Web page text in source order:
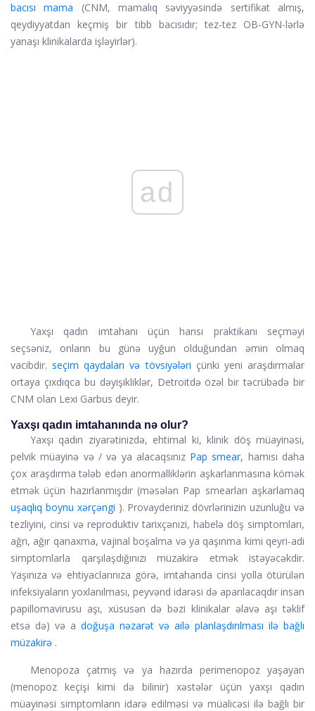
bacısı mama
(CNM, mamalıq səviyyəsində sertifikat almış,
qeydiyyatdan keçmiş bir tibb bacısıdır; tez-tez OB-GYN-lərlə
yanaşı klinikalarda işləyirlər).
ad
Yaxşı qadın imtahanı üçün hansı praktikanı seçməyi
seçsəniz, onların bu günə uyğun olduğundan əmin olmaq
vacibdir. seçim qaydaları və tövsiyələri çünki yeni araşdırmalar
ortaya çıxdıqca bu dəyişikliklər, Detroitdə özəl bir təcrübədə bir
CNM olan Lexi Garbus deyir.
Yaxşı qadın imtahanında nə olur?
Yaxşı qadın ziyarətinizdə, ehtimal ki, klinik döş müayinəsi,
pelvik müayinə və / və ya alacaqsınız Pap smear, hamısı daha
çox araşdırma tələb edən anormalliklərin aşkarlanmasına kömək
etmək üçün hazırlanmışdır (məsələn Pap smearları aşkarlamaq
uşaqlıq boynu xərçəngi ). Provayderiniz dövrlərinizin uzunluğu və
tezliyini, cinsi və reproduktiv tarixçənizi, habelə döş simptomları,
ağrı, ağır qanaxma, vajinal boşalma və ya qaşınma kimi qeyri-adi
simptomlarla qarşılaşdığınızı müzakirə etmək istəyəcəkdir.
Yaşınıza və ehtiyaclarınıza görə, imtahanda cinsi yolla ötürülən
infeksiyaların yoxlanılması, peyvənd idarəsi də aparılacaqdır insan
papillomavirusu aşı, xüsusən də bəzi klinikalar əlavə aşı təklif
etsə də) və a doğuşa nəzarət və ailə planlaşdırılması ilə bağlı
müzakirə .
Menopoza çatmış və ya hazırda perimenopoz yaşayan
(menopoz keçişi kimi də bilinir) xəstələr üçün yaxşı qadın
müayinəsi simptomların idarə edilməsi və müalicəsi ilə bağlı bir